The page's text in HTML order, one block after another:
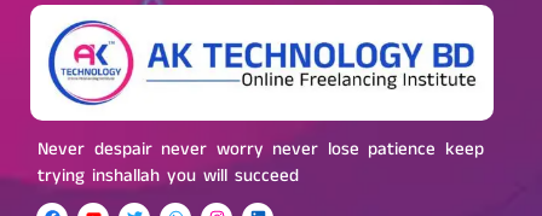
Never despair never worry never lose patience keep
trying inshallah you will succeed